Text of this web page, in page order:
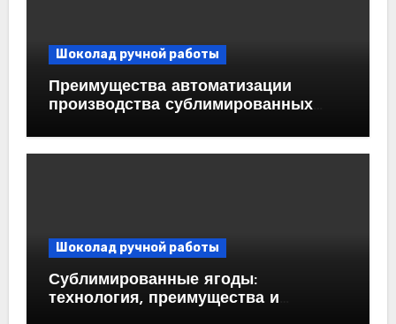
Шоколад ручной работы
Преимущества автоматизации
производства сублимированных
Шоколад ручной работы
Сублимированные ягоды:
технология, преимущества и